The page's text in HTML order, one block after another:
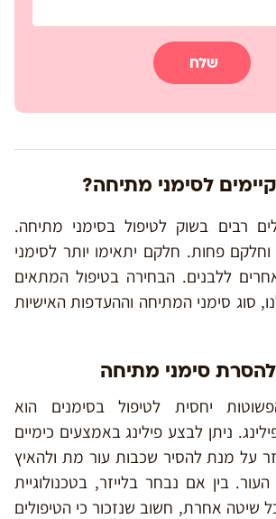
שלח
לסימני מתיחה?
רבים בשוק לטיפול בסימני מתיחה.
וחלקם פחות. חלקם יתאימו יותר לסימני
ללבנים. הבחירה בטיפול המתאים
סוג סימני המתיחה וההעדפות האישיות
להסרת סימני מתיחה
יחסית לטיפול בסימנים הוא
ניתן לבצע פילינג באמצעים כימיים
על מנת להסיר שכבות עור מת ולהאיץ
בין אם נבחר בלייזר, בטכנולוגיית
שיטה אחרת, חשוב שנזכור כי הטיפולים